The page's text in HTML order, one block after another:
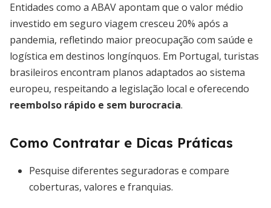
Entidades como a ABAV apontam que o valor médio
investido em seguro viagem cresceu 20% após a
pandemia, refletindo maior preocupação com saúde e
logística em destinos longínquos. Em Portugal, turistas
brasileiros encontram planos adaptados ao sistema
europeu, respeitando a legislação local e oferecendo
reembolso rápido e sem burocracia.
Como Contratar e Dicas Práticas
Pesquise diferentes seguradoras e compare
coberturas, valores e franquias.